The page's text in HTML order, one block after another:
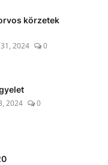
körzetek
2024 0
2024 0